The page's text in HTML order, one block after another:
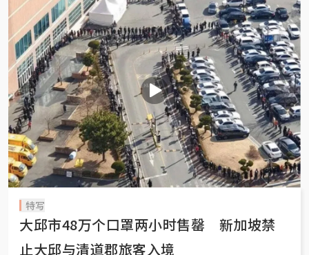
特写
大邱市48万个口罩两小时售罄 新加坡禁
止大邱与清道郡旅客入境